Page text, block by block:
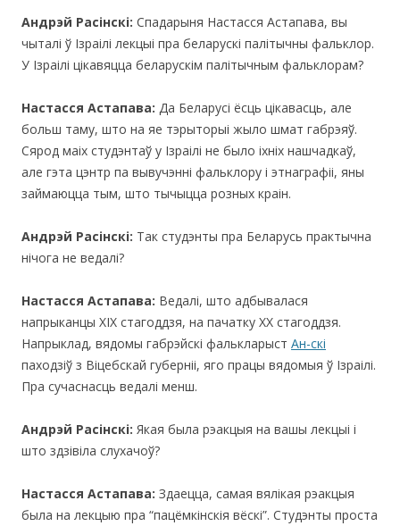
Андрэй Расінскі: Спадарыня Настасся Астапава, вы
чыталі ў Ізраілі лекцыі пра беларускі палітычны фальклор.
У Ізраілі цікавяцца беларускім палітычным фальклорам?
Настасся Астапава: Да Беларусі ёсць цікавасць, але
больш таму, што на яе тэрыторыі жыло шмат габрэяў.
Сярод маіх студэнтаў у Ізраілі не было іхніх нашчадкаў,
але гэта цэнтр па вывучэнні фальклору і этнаграфіі, яны
займаюцца тым, што тычыцца розных краiн.
Андрэй Расінскі: Так студэнты пра Беларусь практычна
нічога не ведалі?
Настасся Астапава: Ведалі, што адбывалася
напрыканцы ХІХ стагоддзя, на пачатку ХХ стагоддзя.
Напрыклад, вядомы габрэйскі фалькларыст Ан-скі
паходзіў з Віцебскай губерніі, яго працы вядомыя ў Ізраілі.
Пра сучаснасць ведалі менш.
Андрэй Расінскі: Якая была рэакцыя на вашы лекцыі і
што здзівіла слухачоў?
Настасся Астапава: Здаецца, самая вялікая рэакцыя
была на лекцыю пра “пацёмкінскія вёскі”. Студэнты проста